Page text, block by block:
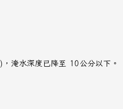
淹水深度已降至 10公分以下。​​